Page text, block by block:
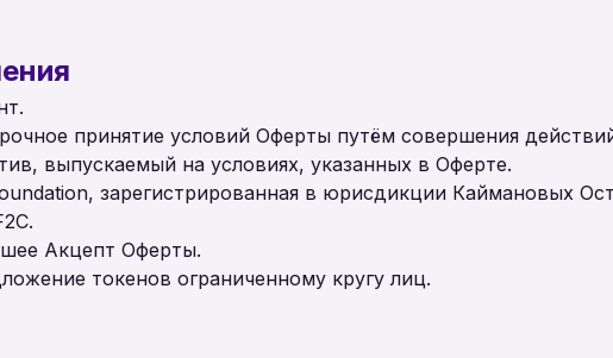
принятие условий Оферты путём совершения
выпускаемый на условиях, указанных в Оферте.
зарегистрированная в юрисдикции Каймановых
Акцепт Оферты.
токенов ограниченному кругу лиц.